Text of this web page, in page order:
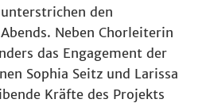
den
Neben Chorleiterin
das Engagement der
Sophia Seitz und Larissa
Kräfte des Projekts